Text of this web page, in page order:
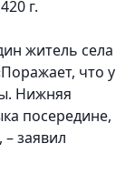
г.
житель села
что у
Нижняя
посередине,
заявил